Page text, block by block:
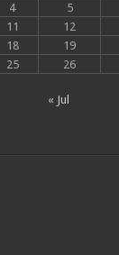
4 5
11 12
18 19
25 26
« Jul